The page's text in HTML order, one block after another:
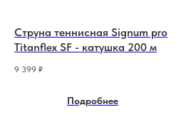
Струна теннисная Signum pro
Titanflex SF - катушка 200 м
9 399 ₽
Подробнее